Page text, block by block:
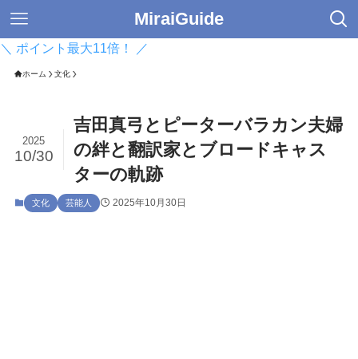
MiraiGuide
＼ ポイント最大11倍！ ／
ホーム 文化
吉田真弓とピーターバラカン夫婦
の絆と翻訳家とブロードキャス
ターの軌跡
2025
10/30
文化 芸能人 2025年10月30日